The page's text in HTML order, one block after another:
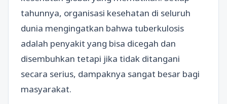
tahunnya, organisasi kesehatan di seluruh
dunia mengingatkan bahwa tuberkulosis
adalah penyakit yang bisa dicegah dan
disembuhkan tetapi jika tidak ditangani
secara serius, dampaknya sangat besar bagi
masyarakat.